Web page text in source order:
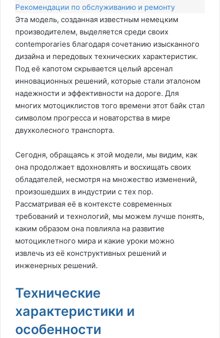
Рекомендации по обслуживанию и ремонту
Эта модель, созданная известным немецким
производителем, выделяется среди своих
contemporaries благодаря сочетанию изысканного
дизайна и передовых технических характеристик.
Под её капотом скрывается целый арсенал
инновационных решений, которые стали эталоном
надежности и эффективности на дороге. Для
многих мотоциклистов того времени этот байк стал
символом прогресса и новаторства в мире
двухколесного транспорта.
Сегодня, обращаясь к этой модели, мы видим, как
она продолжает вдохновлять и восхищать своих
обладателей, несмотря на множество изменений,
произошедших в индустрии с тех пор.
Рассматривая её в контексте современных
требований и технологий, мы можем лучше понять,
каким образом она повлияла на развитие
мотоциклетного мира и какие уроки можно
извлечь из её конструктивных решений и
инженерных решений.
Технические
характеристики и
особенности